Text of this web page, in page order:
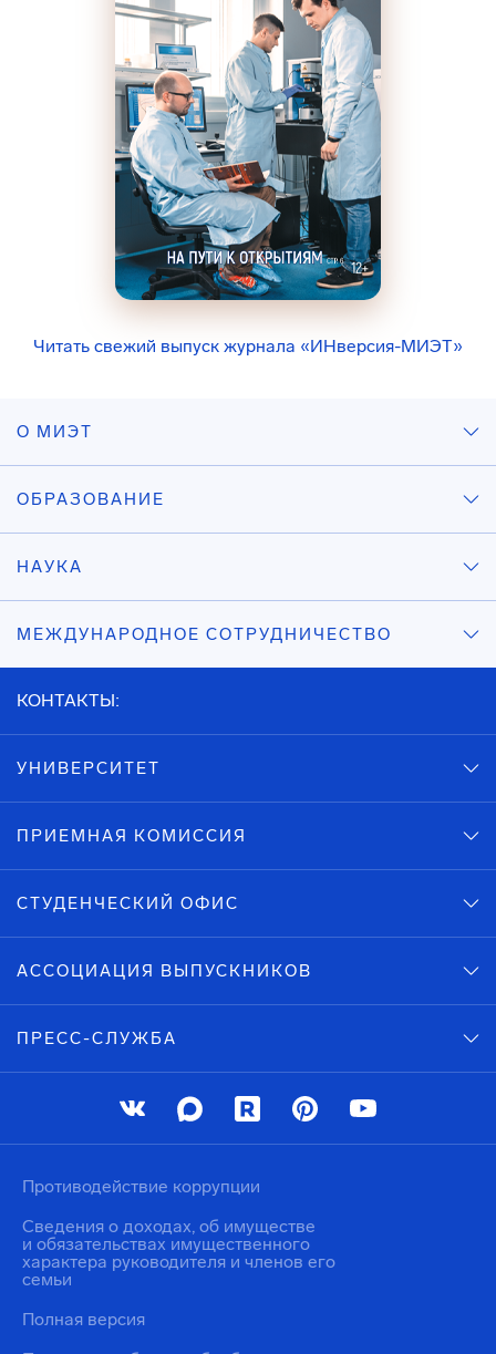
Читать свежий выпуск журнала «ИНверсия-МИЭТ»
О МИЭТ
ОБРАЗОВАНИЕ
НАУКА
МЕЖДУНАРОДНОЕ СОТРУДНИЧЕСТВО
КОНТАКТЫ:
УНИВЕРСИТЕТ
ПРИЕМНАЯ КОМИССИЯ
СТУДЕНЧЕСКИЙ ОФИС
АССОЦИАЦИЯ ВЫПУСКНИКОВ
ПРЕСС-СЛУЖБА
Противодействие коррупции
Сведения о доходах, об имуществе
и обязательствах имущественного
характера руководителя и членов его
семьи
Полная версия